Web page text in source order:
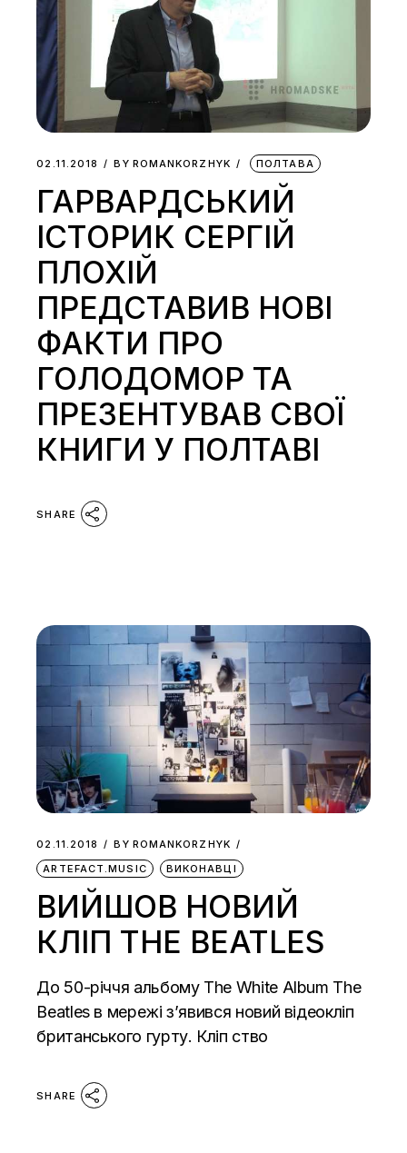
02.11.2018 BY ROMANKORZHYK ПОЛТАВА
ГАРВАРДСЬКИЙ
ІСТОРИК СЕРГІЙ
ПЛОХІЙ
ПРЕДСТАВИВ НОВІ
ФАКТИ ПРО
ГОЛОДОМОР ТА
ПРЕЗЕНТУВАВ СВОЇ
КНИГИ У ПОЛТАВІ
SHARE
02.11.2018 BY ROMANKORZHYK
ARTEFACT.MUSIC
ВИКОНАВЦІ
ВИЙШОВ НОВИЙ
КЛІП THE BEATLES
До 50-річчя альбому The White Album The
Beatles в мережі з’явився новий відеокліп
британського гурту. Кліп ство
SHARE